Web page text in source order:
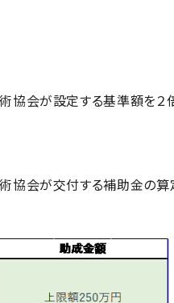
協会が設定する基準額を２
協会が交付する補助金の算